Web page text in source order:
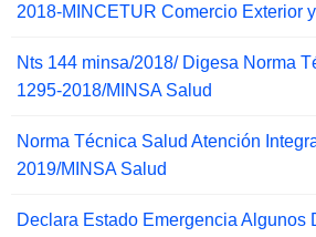
2018-MINCETUR Comercio Exterior
Nts 144 minsa/2018/ Digesa Norma
1295-2018/MINSA Salud
Norma Técnica Salud Atención
2019/MINSA Salud
Declara Estado Emergencia Algunos